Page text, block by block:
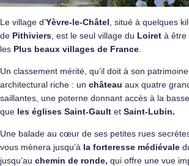
Le village d’Yèvre-le-Châtel , situé à quelques
de Pithiviers , est le seul village du Loiret à être
les Plus beaux villages de France
Un classement mérité, qu’il doit à son
architectural riche : un château aux quatre
saillantes, une poterne donnant accès à la
que les églises Saint-Gault et Saint-Lubin.
Une balade au cœur de ses petites rues
vous mènera jusqu’à la forteresse médiévale
jusqu’au chemin de ronde, qui offre une vue